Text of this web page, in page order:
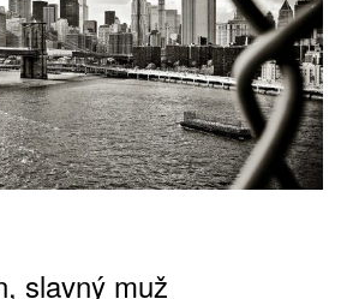
slavný muž